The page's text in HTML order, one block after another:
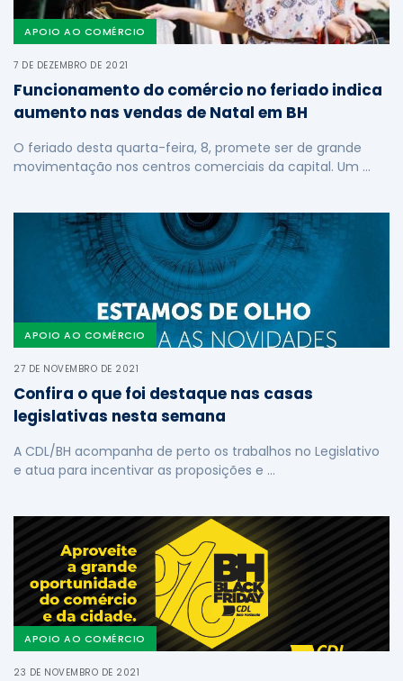
APOIO AO COMÉRCIO
7 DE DEZEMBRO DE 2021
Funcionamento do comércio no feriado indica
aumento nas vendas de Natal em BH
O feriado desta quarta-feira, 8, promete ser de grande
movimentação nos centros comerciais da capital. Um …
APOIO AO COMÉRCIO
27 DE NOVEMBRO DE 2021
Confira o que foi destaque nas casas
legislativas nesta semana
A CDL/BH acompanha de perto os trabalhos no Legislativo
e atua para incentivar as proposições e …
APOIO AO COMÉRCIO
23 DE NOVEMBRO DE 2021